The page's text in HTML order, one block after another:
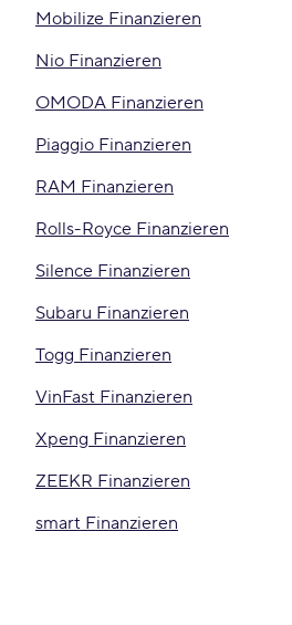
Mobilize Finanzieren
Nio Finanzieren
OMODA Finanzieren
Piaggio Finanzieren
RAM Finanzieren
Rolls-Royce Finanzieren
Silence Finanzieren
Subaru Finanzieren
Togg Finanzieren
VinFast Finanzieren
Xpeng Finanzieren
ZEEKR Finanzieren
smart Finanzieren